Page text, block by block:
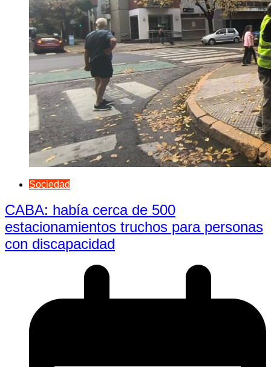
Sociedad
CABA: había cerca de 500
estacionamientos truchos para personas
con discapacidad